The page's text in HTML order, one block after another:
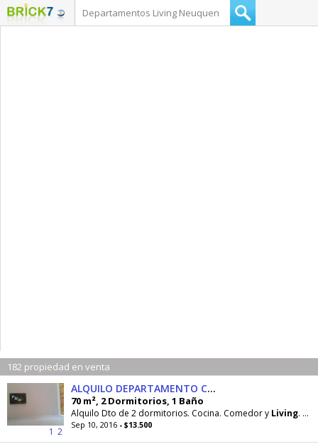
182 propiedad en venta
1 2
ALQUILO DEPARTAMENTO CENTRO NEUQUEN
70 m², 2 Dormitorios, 1 Baño
Alquilo Dto de 2 dormitorios. Cocina. Comedor y Living. para Uso Oficina o personas solas
Sep 10, 2016 - $13.500